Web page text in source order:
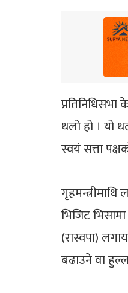
थलो हो । यो
स्वयं सत्ता
भिजिट
(रास्वपा)
बढाउने वा